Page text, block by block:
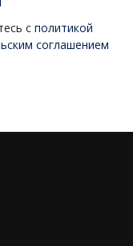
с политикой
соглашением